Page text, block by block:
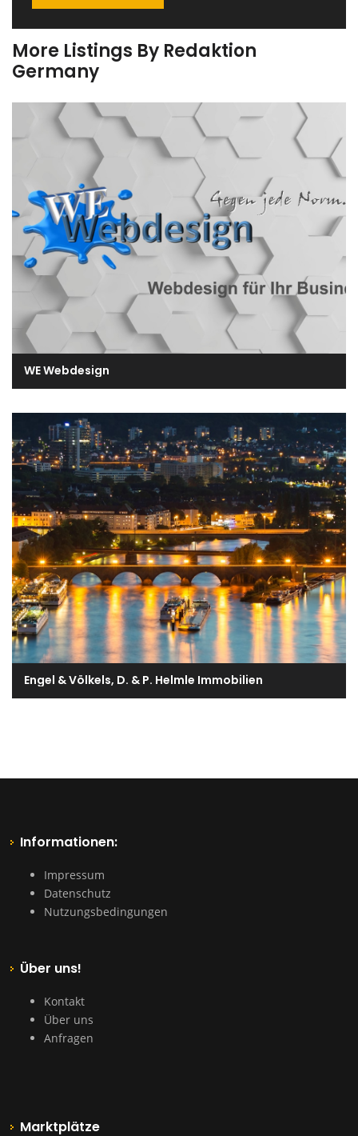
More Listings By Redaktion
Germany
WE Webdesign
Engel & Völkels, D. & P. Helmle Immobilien
Informationen:
Impressum
Datenschutz
Nutzungsbedingungen
Über uns!
Kontakt
Über uns
Anfragen
Marktplätze